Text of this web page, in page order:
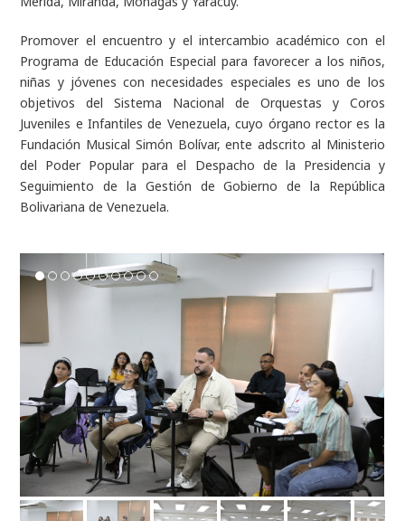
Promover el encuentro y el intercambio académico con el
Programa de Educación Especial para favorecer a los niños,
niñas y jóvenes con necesidades especiales es uno de los
objetivos del Sistema Nacional de Orquestas y Coros
Juveniles e Infantiles de Venezuela, cuyo órgano rector es la
Fundación Musical Simón Bolívar, ente adscrito al Ministerio
del Poder Popular para el Despacho de la Presidencia y
Seguimiento de la Gestión de Gobierno de la República
Bolivariana de Venezuela.